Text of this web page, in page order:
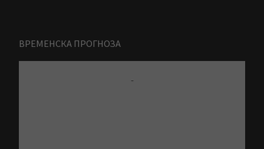
ВРЕМЕНСКА ПРОГНОЗА
-